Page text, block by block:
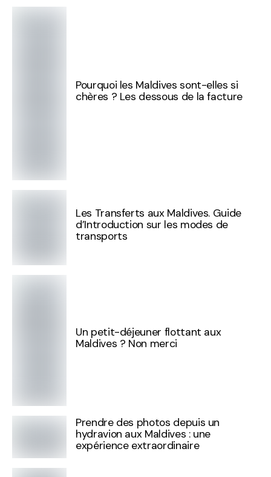
Pourquoi les Maldives sont-elles si
chères ? Les dessous de la facture
Les Transferts aux Maldives. Guide
d’Introduction sur les modes de
transports
Un petit-déjeuner flottant aux
Maldives ? Non merci
Prendre des photos depuis un
hydravion aux Maldives : une
expérience extraordinaire